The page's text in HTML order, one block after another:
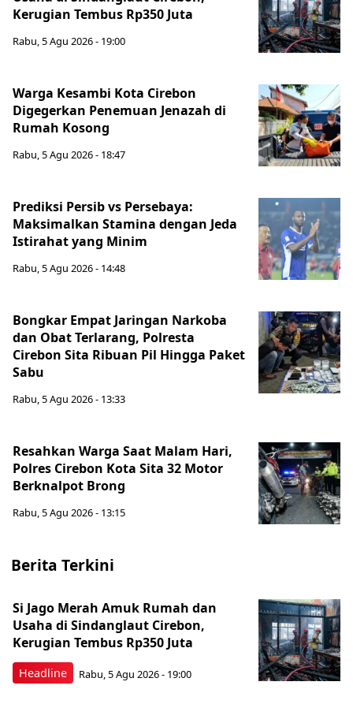
Kerugian Tembus Rp350 Juta
Rabu, 5 Agu 2026 - 19:00
Warga Kesambi Kota Cirebon
Digegerkan Penemuan Jenazah di
Rumah Kosong
Rabu, 5 Agu 2026 - 18:47
Prediksi Persib vs Persebaya:
Maksimalkan Stamina dengan Jeda
Istirahat yang Minim
Rabu, 5 Agu 2026 - 14:48
Bongkar Empat Jaringan Narkoba
dan Obat Terlarang, Polresta
Cirebon Sita Ribuan Pil Hingga Paket
Sabu
Rabu, 5 Agu 2026 - 13:33
Resahkan Warga Saat Malam Hari,
Polres Cirebon Kota Sita 32 Motor
Berknalpot Brong
Rabu, 5 Agu 2026 - 13:15
Berita Terkini
Headline
Si Jago Merah Amuk Rumah dan
Usaha di Sindanglaut Cirebon,
Kerugian Tembus Rp350 Juta
Rabu, 5 Agu 2026 - 19:00